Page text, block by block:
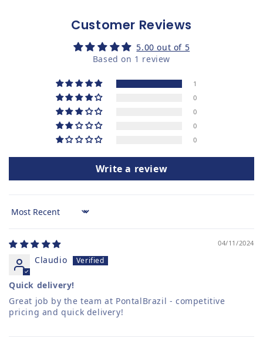
Customer Reviews
5.00 out of 5
Based on 1 review
1
0
0
0
0
Write a review
Sort by
04/11/2024
Claudio
Quick delivery!
Great job by the team at PontalBrazil - competitive
pricing and quick delivery!